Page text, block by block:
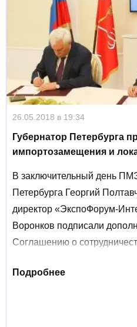
26.05.2018 в 19:34
Губернатор Петербурга
импортозамещения и
В заключительный день
Петербурга Георгий
директор «ЭкспоФорум-
Воронков подписали
Соглашению о
деятельности Центра
Подробнее